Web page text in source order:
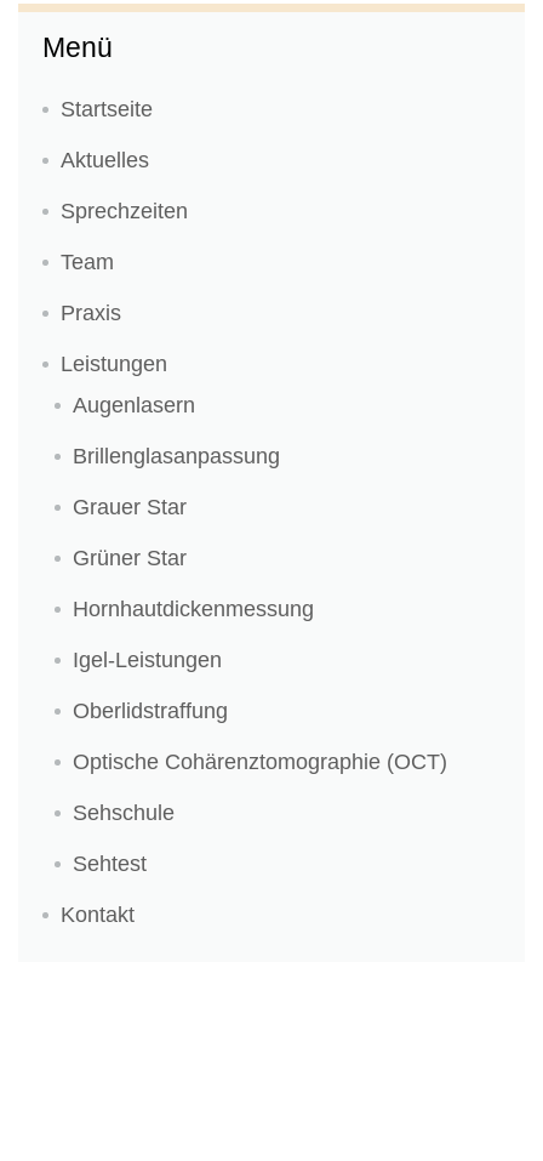
Menü
Startseite
Aktuelles
Sprechzeiten
Team
Praxis
Leistungen
Augenlasern
Brillenglasanpassung
Grauer Star
Grüner Star
Hornhautdickenmessung
Igel-Leistungen
Oberlidstraffung
Optische Cohärenztomographie (OCT)
Sehschule
Sehtest
Kontakt